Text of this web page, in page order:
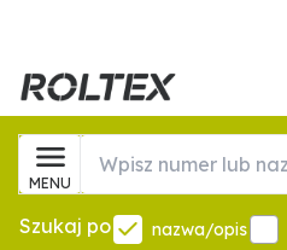
MENU
Szukaj po nazwa/opis